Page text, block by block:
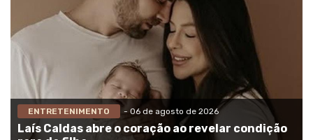
ENTRETENIMENTO - 06 de agosto de 2026
Laís Caldas abre o coração ao revelar condição